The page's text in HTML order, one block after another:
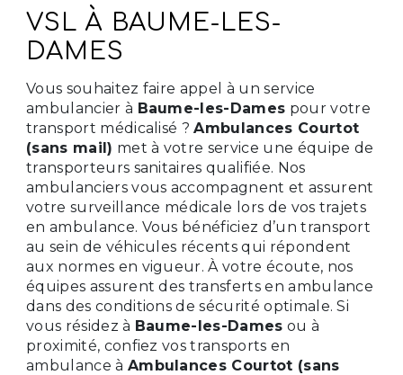
VSL À BAUME-LES-
DAMES
Vous souhaitez faire appel à un service
ambulancier à Baume-les-Dames pour votre
transport médicalisé ?Ambulances Courtot
(sans mail) met à votre service une équipe de
transporteurs sanitaires qualifiée. Nos
ambulanciers vous accompagnent et assurent
votre surveillance médicale lors de vos trajets
en ambulance. Vous bénéficiez d’un transport
au sein de véhicules récents qui répondent
aux normes en vigueur. À votre écoute, nos
équipes assurent des transferts en ambulance
dans des conditions de sécurité optimale. Si
vous résidez à Baume-les-Dames ou à
proximité, confiez vos transports en
ambulance à Ambulances Courtot (sans